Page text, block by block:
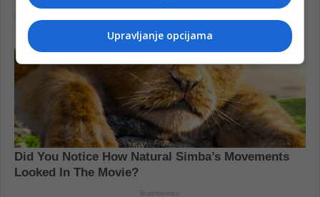
Upravljanje opcijama